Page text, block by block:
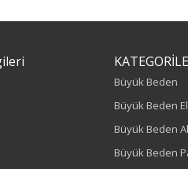
Büyük Beden
Büyük Beden
Büyük Beden
Büyük Beden